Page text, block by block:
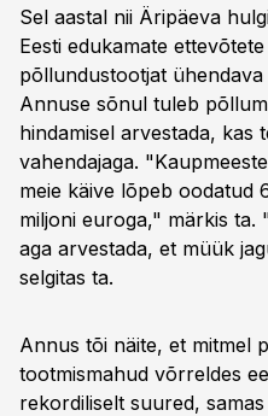
Sel aastal nii Äripäeva
Eesti edukamate
põllundustootjat
Annuse sõnul tuleb
hindamisel arvestada, kas
vahendajaga.
meie käive lõpeb oodatud
miljoni euroga," märkis ta.
aga arvestada, et müük
selgitas ta.
Annus tõi näite, et mitmel
tootmismahud võrreldes
rekordiliselt suured,